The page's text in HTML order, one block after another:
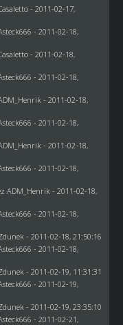
- 2011-02-17,
- 2011-02-18,
- 2011-02-18,
- 2011-02-18,
- 2011-02-18,
- 2011-02-18,
- 2011-02-18,
- 2011-02-18,
ADM_Henrik - 2011-02-18,
- 2011-02-18,
- 2011-02-18, 21:50:16
- 2011-02-18,
- 2011-02-19, 11:31:31
- 2011-02-19,
- 2011-02-19, 23:35:10
- 2011-02-21,